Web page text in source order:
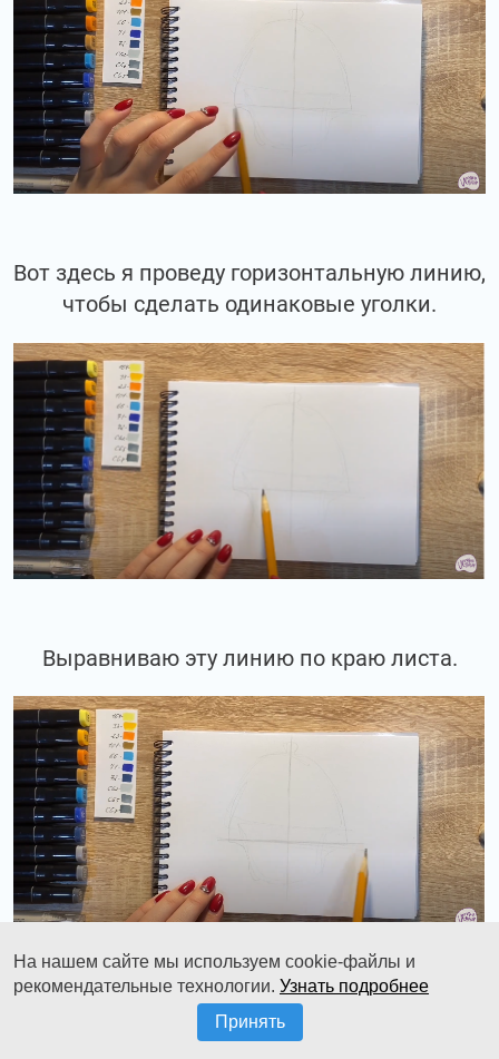
Вот здесь я проведу горизонтальную линию,
чтобы сделать одинаковые уголки.
Выравниваю эту линию по краю листа.
И далее, мы начнём с того, что прорисуем
одну половинку. Мне удобнее начать с
На нашем сайте мы используем cookie-файлы и
рекомендательные технологии. Узнать подробнее
Принять